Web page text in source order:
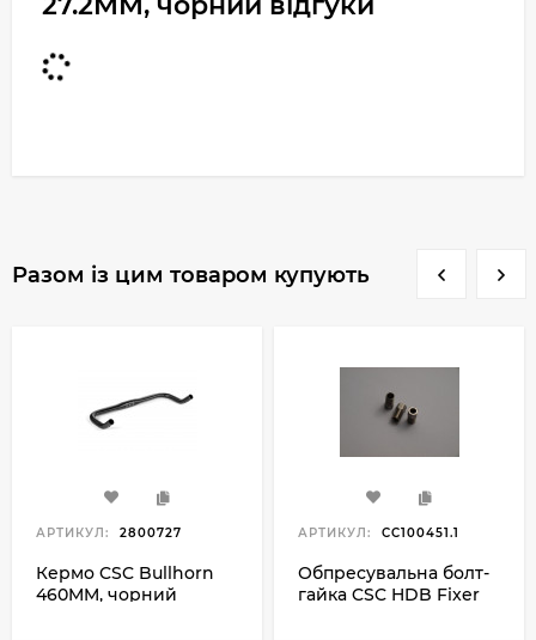
Разом із цим товаром купують
АРТИКУЛ: 2800727
Кермо CSC Bullhorn
460MM, чорний
АРТИКУЛ: CC100451.1
Обпресувальна болт-
гайка CSC HDB Fixer